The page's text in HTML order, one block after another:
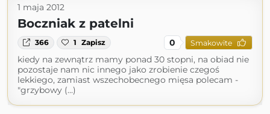
1 maja 2012
Boczniak z patelni
366 1 Zapisz 0 Smakowite
kiedy na zewnątrz mamy ponad 30 stopni, na obiad nie
pozostaje nam nic innego jako zrobienie czegoś
lekkiego, zamiast wszechobecnego mięsa polecam -
"grzybowy (...)